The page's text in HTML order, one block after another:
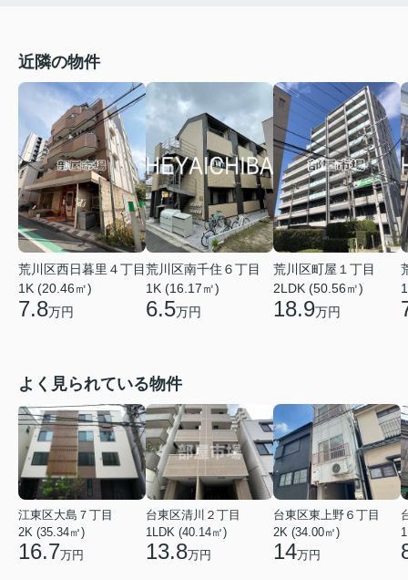
近隣の物件
荒川区西日暮里４丁目
1K (20.46㎡)
7.8万円
荒川区南千住６丁目
1K (16.17㎡)
6.5万円
荒川区町屋１丁目
2LDK (50.56㎡)
18.9万円
よく見られている物件
江東区大島７丁目
2K (35.34㎡)
16.7万円
台東区清川２丁目
1LDK (40.14㎡)
13.8万円
台東区東上野６丁目
2K (34.00㎡)
14万円